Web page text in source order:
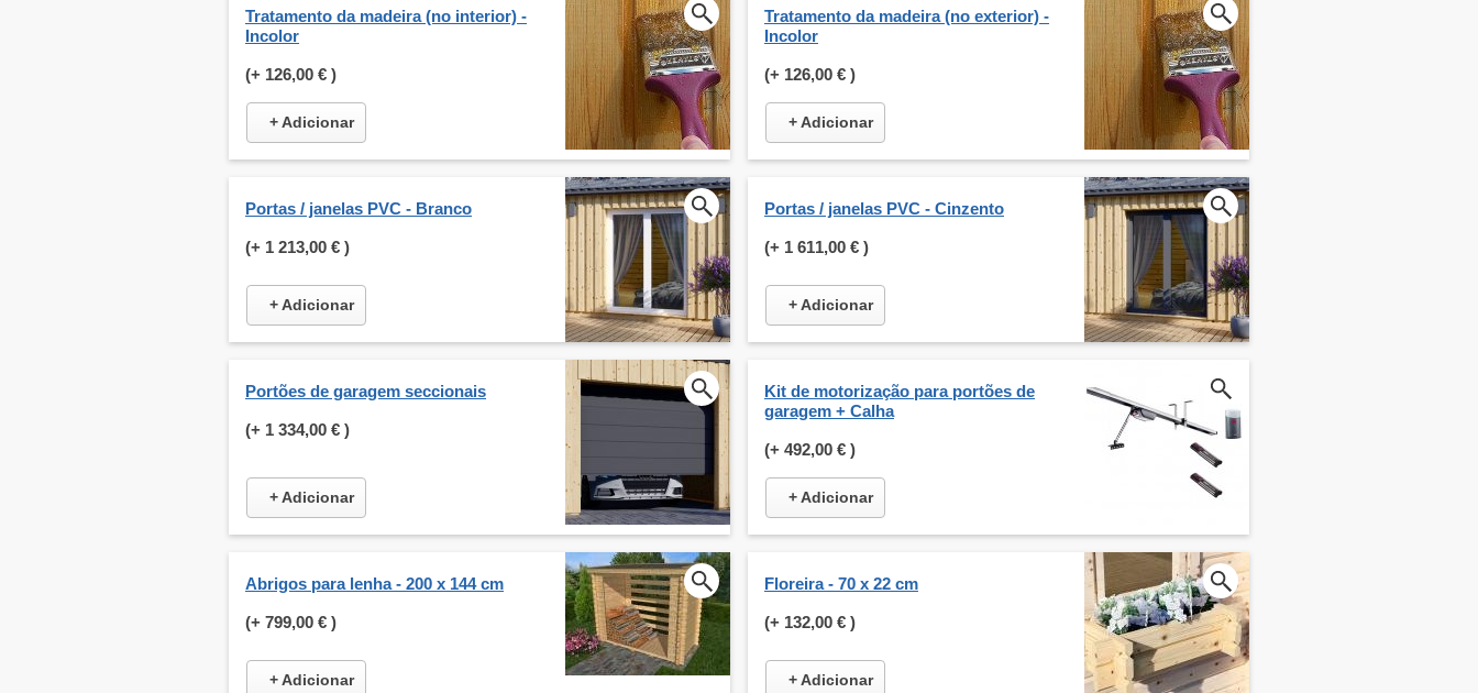
Tratamento da madeira (no interior) -
Incolor
(+ 126,00 € )
+ Adicionar
Tratamento da madeira (no exterior) -
Incolor
(+ 126,00 € )
+ Adicionar
Portas / janelas PVC - Branco
(+ 1 213,00 € )
+ Adicionar
Portas / janelas PVC - Cinzento
(+ 1 611,00 € )
+ Adicionar
Portões de garagem seccionais
(+ 1 334,00 € )
+ Adicionar
Kit de motorização para portões de
garagem + Calha
(+ 492,00 € )
+ Adicionar
Abrigos para lenha - 200 x 144 cm
(+ 799,00 € )
+ Adicionar
Floreira - 70 x 22 cm
(+ 132,00 € )
+ Adicionar